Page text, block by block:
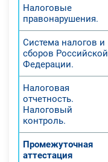
Налоговые
правонарушения.
Система налогов и
сборов Российской
Федерации.
Налоговая
отчетность.
Налоговый
контроль.
Промежуточная
аттестация